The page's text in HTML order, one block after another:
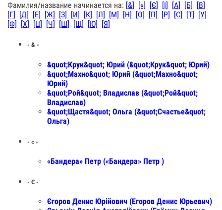
Фамилия/название начинается на: [&] [«] [Є] [І] [А] [Б]
[В]
[Г]
[Д] [Е] [Ж] [З] [И] [К] [Л] [М] [Н] [О] [П] [Р] [С] [Т]
[У]
[Ф]
[Х] [Ц] [Ч] [Ш] [Щ] [Ю] [Я]
- & -
&quot;Крук&quot; Юрий (&quot;Крук&quot; Юрий)
&quot;Махно&quot; Юрий (&quot;Махно&quot;
Юрий)
&quot;Рой&quot; Владислав (&quot;Рой&quot;
Владислав)
&quot;Щастя&quot; Ольга (&quot;Счастье&quot;
Ольга)
- « -
«Бандера» Петр («Бандера» Петр )
- Є -
Єгоров Денис Юрійович (Егоров Денис Юрьевич)